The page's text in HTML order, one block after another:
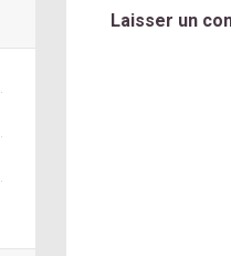
Laisser un